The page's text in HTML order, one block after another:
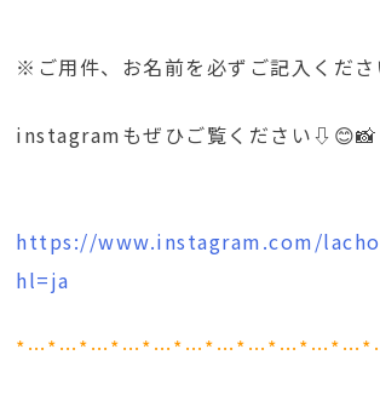
※ご用件、お名前を必ずご記入くださ
instagramもぜひご覧ください⇩😊📸
https://www.instagram.com/
hl=ja